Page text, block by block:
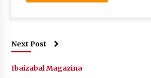
Next Post
Ibaizabal Magazina